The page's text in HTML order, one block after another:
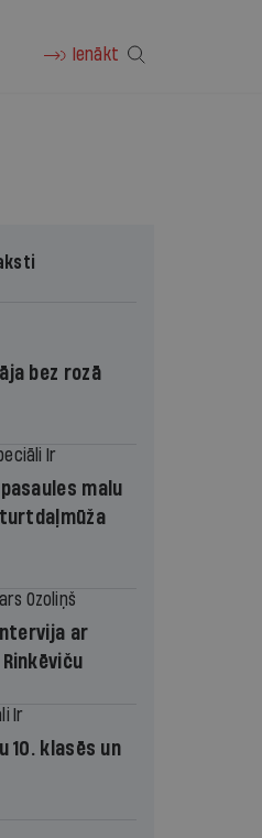
Ienākt
bez rozā
Ir
malu
Ozoliņš
ar
Ir
10. klasēs un